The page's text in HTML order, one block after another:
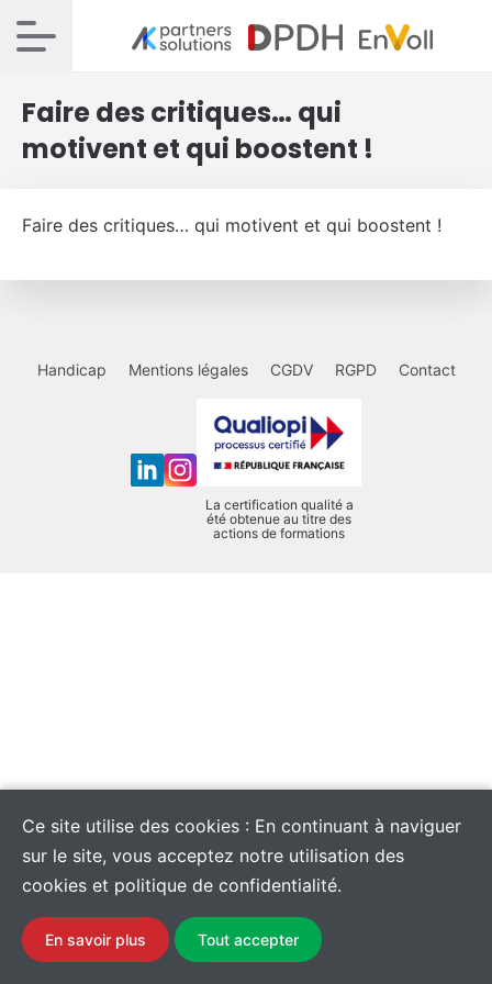
Faire des critiques… qui
motivent et qui boostent !
Faire des critiques… qui motivent et qui boostent !
Handicap Mentions légales CGDV RGPD Contact
La certification qualité a
été obtenue au titre des
actions de formations
Ce site utilise des cookies : En continuant à naviguer
sur le site, vous acceptez notre utilisation des
cookies et politique de confidentialité.
En savoir plus Tout accepter